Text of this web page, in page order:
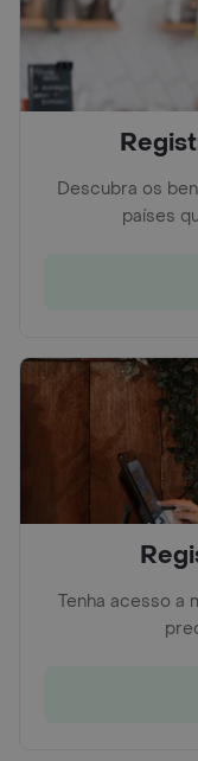
Descubra os
países
Tenha acesso a